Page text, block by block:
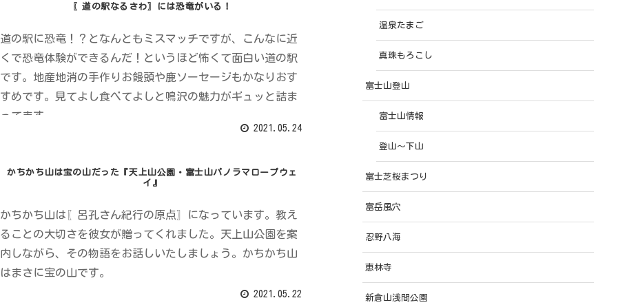
〖道の駅なるさわ〗には恐竜がいる！
道の駅に恐竜！？となんともミスマッチですが、こんなに近
くで恐竜体験ができるんだ！というほど怖くて面白い道の駅
です。地産地消の手作りお饅頭や鹿ソーセージもかなりおす
すめです。見てよし食べてよしと鳴沢の魅力がギュッと詰ま
ってます。
2021.05.24
かちかち山は宝の山だった『天上山公園・富士山パノラマロープウェ
イ』
かちかち山は〖呂孔さん紀行の原点〗になっています。教え
ることの大切さを彼女が贈ってくれました。天上山公園を案
内しながら、その物語をお話しいたしましょう。かちかち山
はまさに宝の山です。
2021.05.22
温泉たまご
真珠もろこし
富士山登山
富士山情報
登山～下山
富士芝桜まつり
富岳風穴
忍野八海
恵林寺
新倉山浅間公園